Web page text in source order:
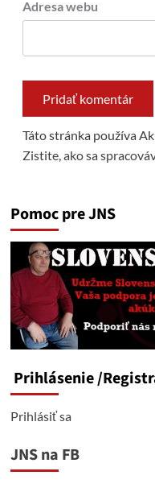
Adresa webu
Táto stránka používa
Zistite, ako sa
Pomoc pre JNS
Prihlásenie/
Prihlásiť sa
JNS na FB